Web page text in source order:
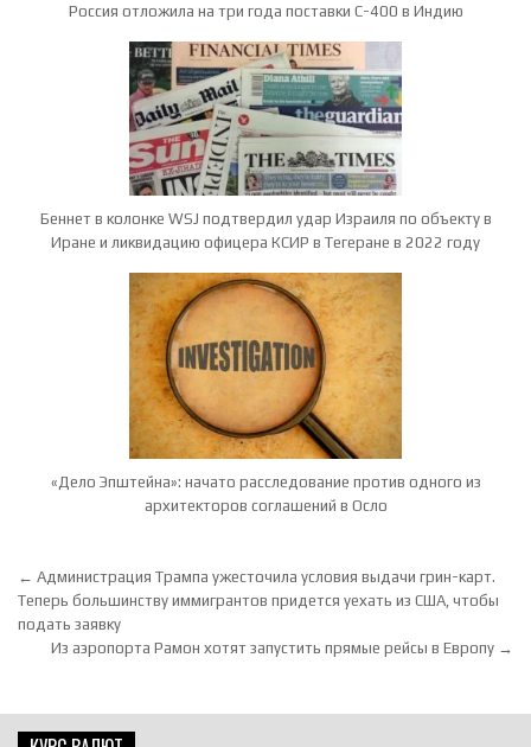
Россия отложила на три года поставки С-400 в Индию
Беннет в колонке WSJ подтвердил удар Израиля по объекту в
Иране и ликвидацию офицера КСИР в Тегеране в 2022 году
«Дело Эпштейна»: начато расследование против одного из
архитекторов соглашений в Осло
Навигация по записям
← Администрация Трампа ужесточила условия выдачи грин-карт.
Теперь большинству иммигрантов придется уехать из США, чтобы
подать заявку
Из аэропорта Рамон хотят запустить прямые рейсы в Европу →